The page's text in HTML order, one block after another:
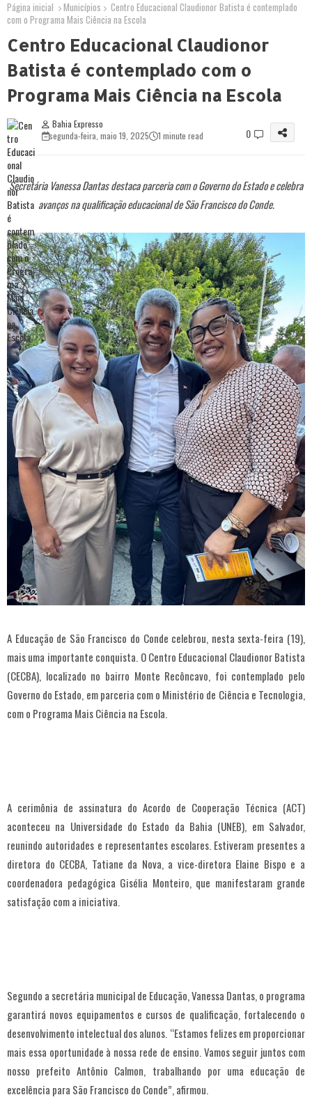
Página inicial Municípios
Centro Educacional Claudionor Batista é contemplado
com o Programa Mais Ciência na Escola
Centro Educacional Claudionor
Batista é contemplado com o
Programa Mais Ciência na Escola
Bahia Expresso
segunda-feira, maio 19, 2025
1 minute read 0
Secretária Vanessa Dantas destaca parceria com o Governo do Estado e celebra
avanços na qualificação educacional de São Francisco do Conde.
A Educação de São Francisco do Conde celebrou, nesta sexta-feira (19),
mais uma importante conquista. O Centro Educacional Claudionor Batista
(CECBA), localizado no bairro Monte Recôncavo, foi contemplado pelo
Governo do Estado, em parceria com o Ministério de Ciência e Tecnologia,
com o Programa Mais Ciência na Escola.
A cerimônia de assinatura do Acordo de Cooperação Técnica (ACT)
aconteceu na Universidade do Estado da Bahia (UNEB), em Salvador,
reunindo autoridades e representantes escolares. Estiveram presentes a
diretora do CECBA, Tatiane da Nova, a vice-diretora Elaine Bispo e a
coordenadora pedagógica Gisélia Monteiro, que manifestaram grande
satisfação com a iniciativa.
Segundo a secretária municipal de Educação, Vanessa Dantas, o programa
garantirá novos equipamentos e cursos de qualificação, fortalecendo o
desenvolvimento intelectual dos alunos. “Estamos felizes em proporcionar
mais essa oportunidade à nossa rede de ensino. Vamos seguir juntos com
nosso prefeito Antônio Calmon, trabalhando por uma educação de
excelência para São Francisco do Conde”, afirmou.